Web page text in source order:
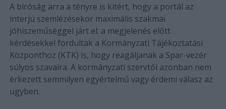
A bíróság arra a tényre is kitért, hogy a portál az
interjú szemlézésekor maximális szakmai
jóhiszeműséggel járt el: a megjelenés előtt
kérdésekkel fordultak a Kormányzati Tájékoztatási
Központhoz (KTK) is, hogy reagáljanak a Spar-vezér
súlyos szavaira. A kormányzati szervtől azonban nem
érkezett semmilyen egyértelmű vagy érdemi válasz az
ügyben.